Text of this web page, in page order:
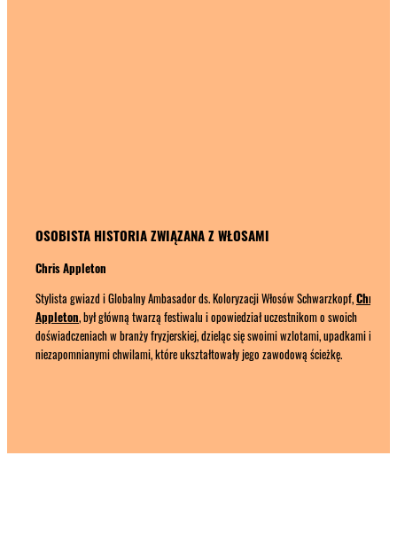
OSOBISTA HISTORIA ZWIĄZANA Z WŁOSAMI
Chris Appleton
Stylista gwiazd i Globalny Ambasador ds. Koloryzacji Włosów Schwarzkopf,Chris
Appleton, był główną twarzą festiwalu i opowiedział uczestnikom o swoich
doświadczeniach w branży fryzjerskiej, dzieląc się swoimi wzlotami, upadkami i
niezapomnianymi chwilami, które ukształtowały jego zawodową ścieżkę.